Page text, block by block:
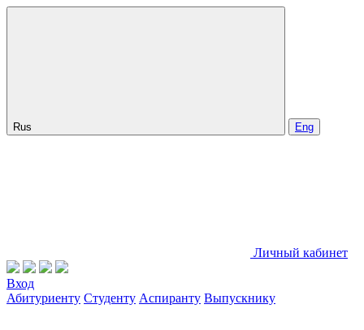
Rus Eng
Личный кабинет
Вход
Абитуриенту Студенту Аспиранту Выпускнику